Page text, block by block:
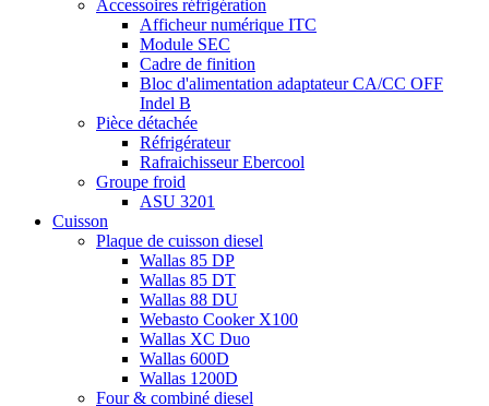
Accessoires réfrigération
Afficheur numérique ITC
Module SEC
Cadre de finition
Bloc d'alimentation adaptateur CA/CC OFF
Indel B
Pièce détachée
Réfrigérateur
Rafraichisseur Ebercool
Groupe froid
ASU 3201
Cuisson
Plaque de cuisson diesel
Wallas 85 DP
Wallas 85 DT
Wallas 88 DU
Webasto Cooker X100
Wallas XC Duo
Wallas 600D
Wallas 1200D
Four & combiné diesel